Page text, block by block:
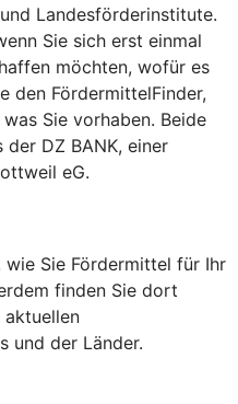
Landesförderinstitute.
Sie sich erst einmal
möchten, wofür es
den FördermittelFinder,
Sie vorhaben. Beide
DZ BANK, einer
eG.
wie Sie Fördermittel für Ihr
finden Sie dort
und der Länder.